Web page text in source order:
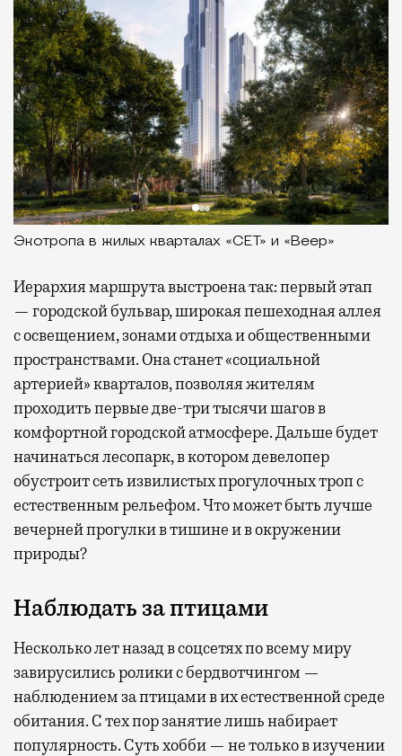
Экотропа в жилых кварталах «СЕТ» и «Веер»
Иерархия маршрута выстроена так: первый этап
— городской бульвар, широкая пешеходная аллея
с освещением, зонами отдыха и общественными
пространствами. Она станет «социальной
артерией» кварталов, позволяя жителям
проходить первые две-три тысячи шагов в
комфортной городской атмосфере. Дальше будет
начинаться лесопарк, в котором девелопер
обустроит сеть извилистых прогулочных троп с
естественным рельефом. Что может быть лучше
вечерней прогулки в тишине и в окружении
природы?
Наблюдать за птицами
Несколько лет назад в соцсетях по всему миру
завирусились ролики с бердвотчингом —
наблюдением за птицами в их естественной среде
обитания. С тех пор занятие лишь набирает
популярность. Суть хобби — не только в изучении